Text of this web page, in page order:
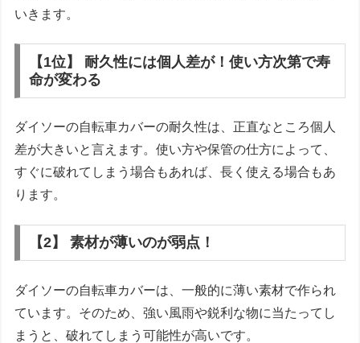
いきます。
【1位】 耐久性には個人差が！使い方次第で寿
命が変わる
ダイソーの自転車カバーの耐久性は、正直なところ個人
差が大きいと言えます。使い方や保管の仕方によって、
すぐに破れてしまう場合もあれば、長く使える場合もあ
ります。
【2】 素材が薄いのが弱点！
ダイソーの自転車カバーは、一般的に薄い素材で作られ
ています。そのため、強い風雨や鋭利な物に当たってし
まうと、破れてしまう可能性が高いです。